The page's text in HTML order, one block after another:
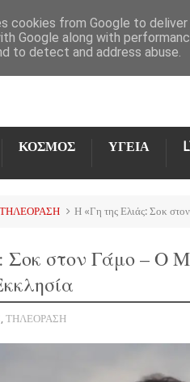
ΚΟΣΜΟΣ ΥΓΕΙΑ
ΤΗΛΕΟΡΑΣΗ Η «Γη της Ελιάς: Σοκ
Σοκ στον Γάμο – Ο
, ΤΗΛΕΟΡΑΣΗ
cookies from Google to
Google along with
to detect and address abuse.